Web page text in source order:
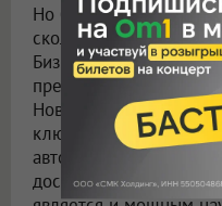
Но бизнес — это не
сколько цифры. В
Бизнес провёл
Новосибирск был и
ключевым
автомобильный
достиг 14,5 млн тонн.